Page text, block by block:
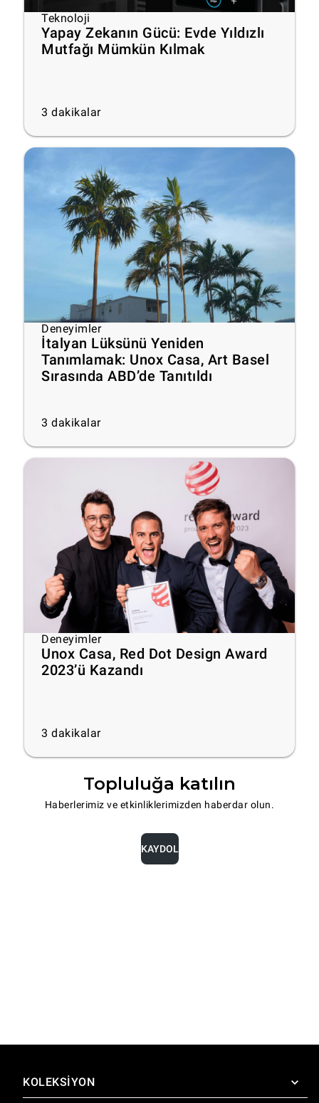
Teknoloji
Yapay Zekanın Gücü: Evde Yıldızlı
Mutfağı Mümkün Kılmak
3 dakikalar
Deneyimler
İtalyan Lüksünü Yeniden
Tanımlamak: Unox Casa, Art Basel
Sırasında ABD’de Tanıtıldı
3 dakikalar
Deneyimler
Unox Casa, Red Dot Design Award
2023’ü Kazandı
3 dakikalar
Topluluğa katılın
Haberlerimiz ve etkinliklerimizden haberdar olun.
KAYDOL
KOLEKSIYON